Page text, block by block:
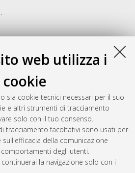
web utilizza i
cookie
sia cookie tecnici necessari per il suo
e altri strumenti di tracciamento
solo con il tuo consenso.
tracciamento facoltativi sono usati per
della comunicazione
degli utenti.
la navigazione solo con i
.
Advanced modelling of time domain
updated hydrogeological
thesis], Alma Mater Studiorum
di ricerca inGeofisica , 26
amsdottorato/6340.
generata ilSat Aug 8 20:45:46 2026